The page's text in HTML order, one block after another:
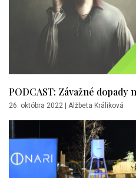
PODCAST: Závažné
26. októbra 2022 Alžbeta Králiková